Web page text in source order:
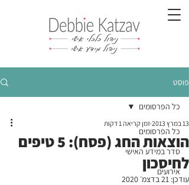
פוסט
כל הפרסומים
סדר במידע האישי
אירועים
כל הפרסומים
הוצאות החג (פסח): 5 טיפים
לחיסכון
13 במרץ 2013 זמן קריאה 1 דקות
עודכן: 21 בדצמ׳ 2020